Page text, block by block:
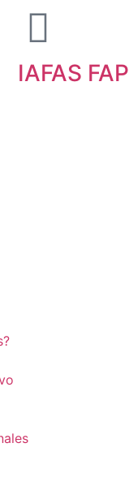
IAFAS FAP